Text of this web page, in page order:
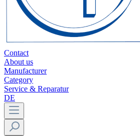
Contact
About us
Manufacturer
Category
Service & Reparatur
DE